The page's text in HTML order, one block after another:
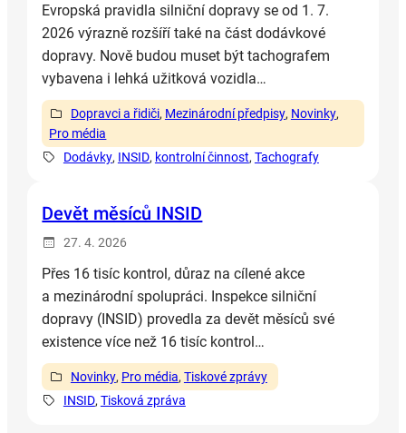
Evropská pravidla silniční dopravy se od 1. 7.
2026 výrazně rozšíří také na část dodávkové
dopravy. Nově budou muset být tachografem
vybavena i lehká užitková vozidla…
Dopravci a řidiči, Mezinárodní předpisy, Novinky,
Pro média
Dodávky, INSID, kontrolní činnost, Tachografy
Devět měsíců INSID
27. 4. 2026
Přes 16 tisíc kontrol, důraz na cílené akce
a mezinárodní spolupráci. Inspekce silniční
dopravy (INSID) provedla za devět měsíců své
existence více než 16 tisíc kontrol…
Novinky, Pro média, Tiskové zprávy
INSID, Tisková zpráva